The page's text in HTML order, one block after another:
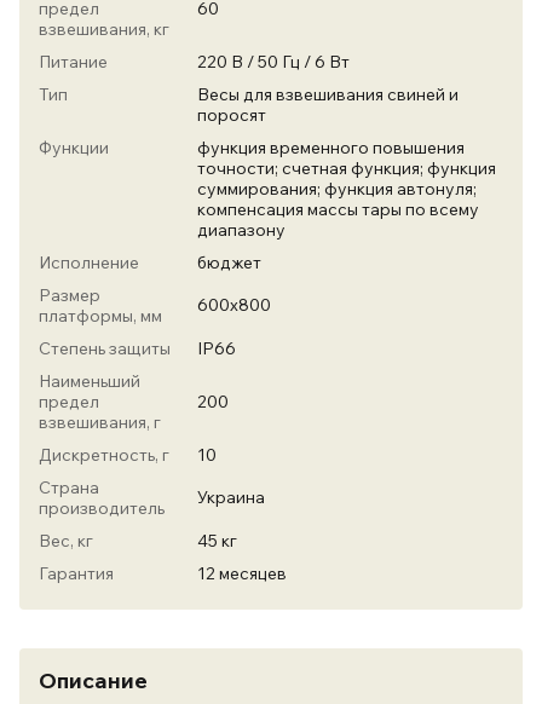
предел
взвешивания, кг
60
Питание
220 В / 50 Гц / 6 Вт
Тип
Весы для взвешивания свиней и
поросят
Функции
функция временного повышения
точности; счетная функция; функция
суммирования; функция автонуля;
компенсация массы тары по всему
диапазону
Исполнение
бюджет
Размер
платформы, мм
600х800
Степень защиты
IP66
Наименьший
предел
взвешивания, г
200
Дискретность, г
10
Страна
производитель
Украина
Вес, кг
45 кг
Гарантия
12 месяцев
Описание